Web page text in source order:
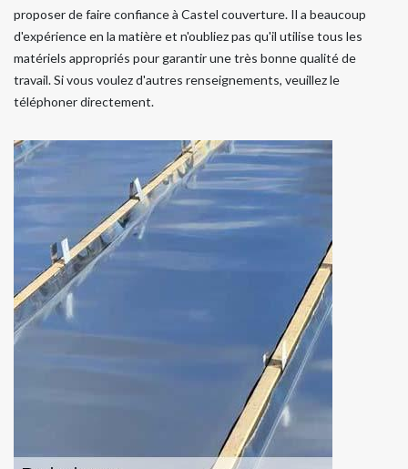
proposer de faire confiance à Castel couverture. Il a beaucoup
d'expérience en la matière et n'oubliez pas qu'il utilise tous les
matériels appropriés pour garantir une très bonne qualité de
travail. Si vous voulez d'autres renseignements, veuillez le
téléphoner directement.